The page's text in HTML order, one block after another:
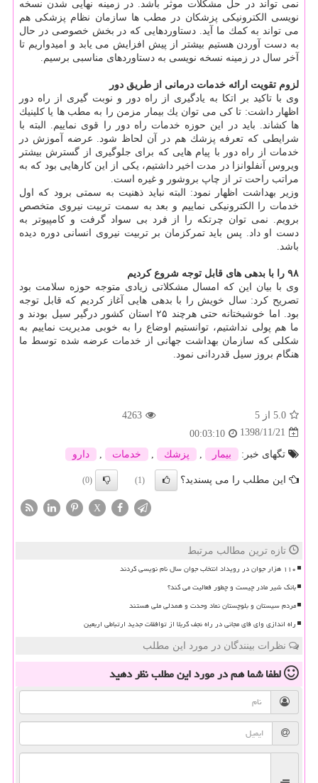
نمی تواند در حل مشكلات موثر باشد. در زمینه نهایی شدن نسخه
نویسی الكترونیكی پزشكان در مطب ها سازمان نظام پزشكی هم
می تواند به كمك ما آید. دستاوردهایی كه در بخش خصوصی در حال
به دست آوردن هستیم بیشتر از پیش افزایش می یابد و امیدواریم تا
آخر سال در زمینه نسخه نویسی به دستاوردهای مناسبی برسیم.
لزوم تقویت ارائه خدمات درمانی از طریق دور
وی با تاكید بر اتكا به یادگیری از راه دور و نوبت گیری از راه دور
اظهار داشت: تا كی می توان یك بیمار مزمن را به مطب ها یا كلینیك
ها كشاند. باید در این حوزه خدمات راه دور را قوی نماییم. البته با
شرایطی كه تعرفه پزشك هم در آن لحاظ شود. عرضه آموزش در
خدمات از راه دور با پیام هایی كه برای جلوگیری از گسترش بیشتر
ویروس آنفلوانزا در مدت اخیر داشتیم، یكی از این كارهایی بود كه به
مراتب راحت تر از چاپ بروشور و غیره است.
وزیر بهداشت اظهار نمود: البته نباید ذهنیت به سمتی برود كه اول
خدمات را الكترونیكی نماییم و بعد به سمت تربیت نیروی متخصص
برویم. نمی توان چرتكه را از فرد بی سواد گرفت و كامپیوتر به
دست او داد. پس باید تمركزمان بر تربیت نیروی انسانی دوره دیده
باشد.
۹۸ را با بدهی های قابل توجه شروع كردیم
وی با بیان این كه امسال مشكلاتی زیادی متوجه حوزه سلامت بود
تصریح كرد: سال خویش را با بدهی هایی آغاز كردیم كه قابل توجه
بود. اما خوشبختانه حتی هرچند ۲۵ استان كشور درگیر سیل بودند و
ما هم پولی نداشتیم، توانستیم اوضاع را به خوبی مدیریت نماییم به
شكلی كه سازمان بهداشت جهانی از خدمات عرضه شده توسط ما
هنگام بروز سیل قدردانی نمود.
5.0 از 5
4263
1398/11/21
00:03:10
تگهای خبر:
بیمار پزشك خدمات دارو
این مطلب را می پسندید؟ (1)
(0)
X
تازه ترین مطالب مرتبط
۱۱۰ هزار جوان در رویداد انتخاب جوان سال نام نویسی کردند
بانک شیر مادر چیست و چطور فعالیت می کند؟
مردم سیستان و بلوچستان نماد وحدت و همدلی ملی هستند
راه اندازی وای فای مجانی در راه نجف کربلا از توافقات جدید ارتباطی اربعین
نظرات بینندگان در مورد این مطلب
لطفا شما همدر مورد این مطلبنظر دهید